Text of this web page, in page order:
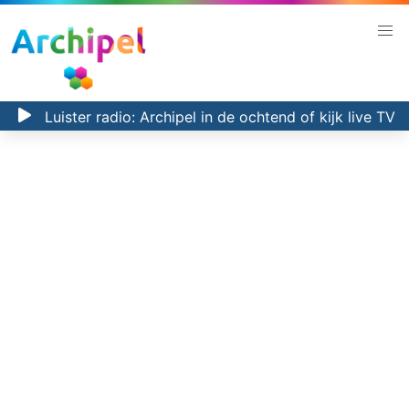
Luister radio: Archipel in de ochtend of kijk live TV